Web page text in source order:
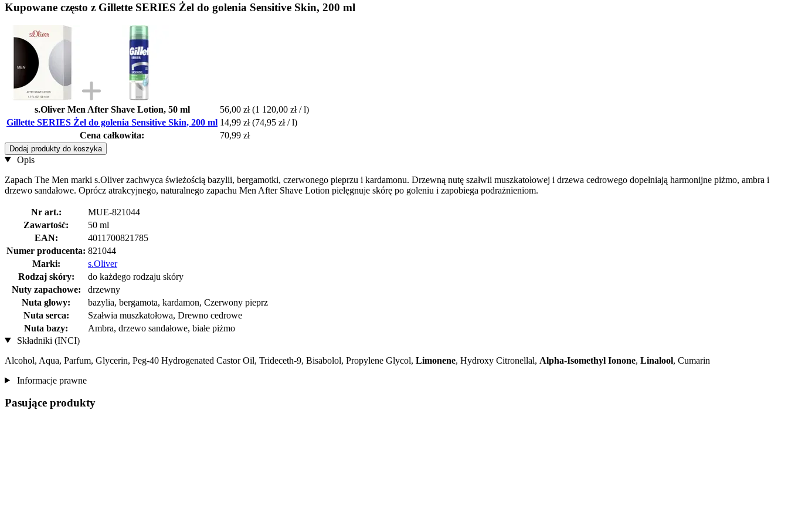
Kupowane często z Gillette SERIES Żel do golenia Sensitive Skin, 200 ml
s.Oliver Men After Shave Lotion, 50 ml 56,00 zł (1 120,00 zł / l)
Gillette SERIES Żel do golenia Sensitive Skin, 200 ml 14,99 zł (74,95 zł / l)
Cena całkowita:
70,99 zł
Dodaj produkty do koszyka
Opis
Zapach The Men marki s.Oliver zachwyca świeżością bazylii, bergamotki, czerwonego pieprzu i kardamonu. Drzewną nutę szałwii muszkatołowej i drzewa cedrowego dopełniają harmonijne piżmo, ambra i
drzewo sandałowe. Oprócz atrakcyjnego, naturalnego zapachu Men After Shave Lotion pielęgnuje skórę po goleniu i zapobiega podrażnieniom.
Nr art.:
MUE-821044
Zawartość:
50 ml
EAN:
4011700821785
Numer producenta: 821044
Marki:
s.Oliver
Rodzaj skóry:
do każdego rodzaju skóry
Nuty zapachowe:
drzewny
Nuta głowy:
bazylia, bergamota, kardamon, Czerwony pieprz
Nuta serca:
Szałwia muszkatołowa, Drewno cedrowe
Nuta bazy:
Ambra, drzewo sandałowe, białe piżmo
Składniki (INCI)
Alcohol, Aqua, Parfum, Glycerin, Peg-40 Hydrogenated Castor Oil, Trideceth-9, Bisabolol, Propylene Glycol, Limonene, Hydroxy Citronellal, Alpha-Isomethyl Ionone, Linalool, Cumarin
Informacje prawne
Pasujące produkty